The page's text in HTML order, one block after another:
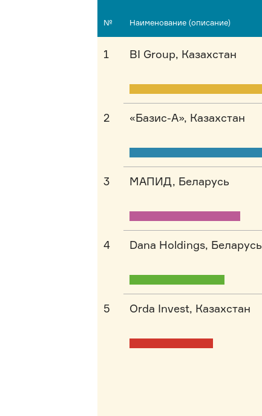
№ Наименование (описание)
1 BI Group, Казахстан
2 «Базис-А», Казахстан
3 МАПИД, Беларусь
4 Dana Holdings, Беларусь
5 Orda Invest, Казахстан